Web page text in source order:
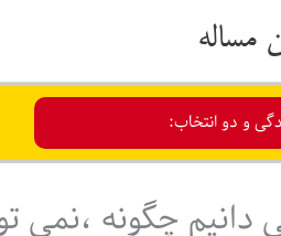
مساله
و دو انتخاب:
چگونه ،نمی